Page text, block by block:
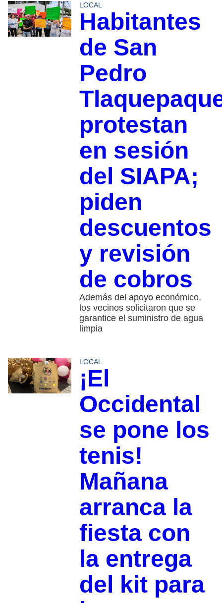
LOCAL
Habitantes
de San
Pedro
protestan
en sesión
del SIAPA;
piden
descuentos
y revisión
de cobros
Además del apoyo económico,
los vecinos solicitaron que se
garantice el suministro de agua
limpia
LOCAL
¡El
Occidental
se pone los
tenis!
Mañana
arranca la
fiesta con
la entrega
del kit para